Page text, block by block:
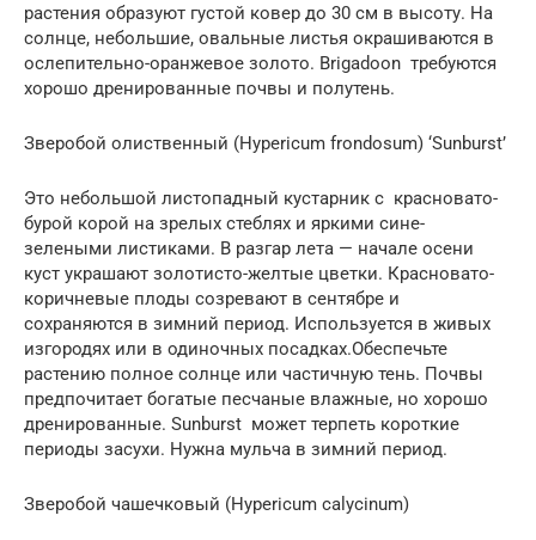
растения образуют густой ковер до 30 см в высоту. На
солнце, небольшие, овальные листья окрашиваются в
ослепительно-оранжевое золото. Brigadoon требуются
хорошо дренированные почвы и полутень.
Зверобой олиственный (Hypericum frondosum) ‘Sunburst’
Это небольшой листопадный кустарник с красновато-
бурой корой на зрелых стеблях и яркими сине-
зелеными листиками. В разгар лета — начале осени
куст украшают золотисто-желтые цветки. Красновато-
коричневые плоды созревают в сентябре и
сохраняются в зимний период. Используется в живых
изгородях или в одиночных посадках.Обеспечьте
растению полное солнце или частичную тень. Почвы
предпочитает богатые песчаные влажные, но хорошо
дренированные. Sunburst может терпеть короткие
периоды засухи. Нужна мульча в зимний период.
Зверобой чашечковый (Hypericum calycinum)